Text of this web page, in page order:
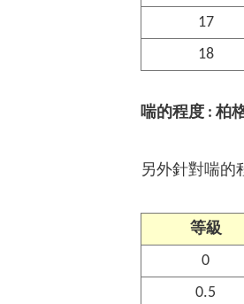
17
18
喘的程度 : 柏
另外針對喘的
等級
0
0.5